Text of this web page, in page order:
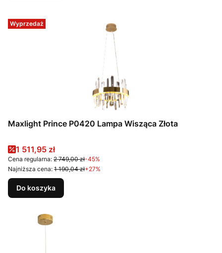
Wyprzedaż
Maxlight Prince P0420 Lampa Wisząca Złota
Cena promocyjna
1 511,95 zł
Cena regularna: 2 749,00 zł-45%
Najniższa cena: 1 190,04 zł+27%
Do koszyka